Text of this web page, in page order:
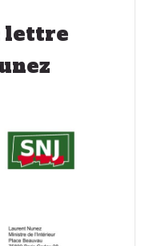
lettre